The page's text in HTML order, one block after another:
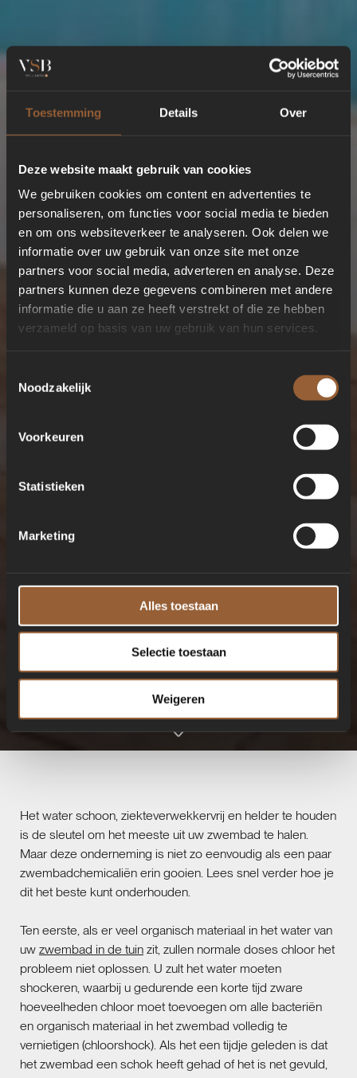
Toestemming Details Over
Deze website maakt gebruik van cookies
We gebruiken cookies om content en advertenties te
personaliseren, om functies voor social media te bieden
en om ons websiteverkeer te analyseren. Ook delen we
informatie over uw gebruik van onze site met onze
partners voor social media, adverteren en analyse. Deze
partners kunnen deze gegevens combineren met andere
informatie die u aan ze heeft verstrekt of die ze hebben
verzameld op basis van uw gebruik van hun services.
Noodzakelijk
Voorkeuren
Statistieken
Marketing
Alles toestaan
Selectie toestaan
Weigeren
Hetjuistechloorlevel
ineenzwembad.
Het water schoon, ziekteverwekkervrij en helder te houden
is de sleutel om het meeste uit uw zwembad te halen.
Maar deze onderneming is niet zo eenvoudig als een paar
zwembadchemicaliën erin gooien. Lees snel verder hoe je
dit het beste kunt onderhouden.
Ten eerste, als er veel organisch materiaal in het water van
uw zwembad in de tuin zit, zullen normale doses chloor het
probleem niet oplossen. U zult het water moeten
shockeren, waarbij u gedurende een korte tijd zware
hoeveelheden chloor moet toevoegen om alle bacteriën
en organisch materiaal in het zwembad volledig te
vernietigen (chloorshock). Als het een tijdje geleden is dat
het zwembad een schok heeft gehad of het is net gevuld,